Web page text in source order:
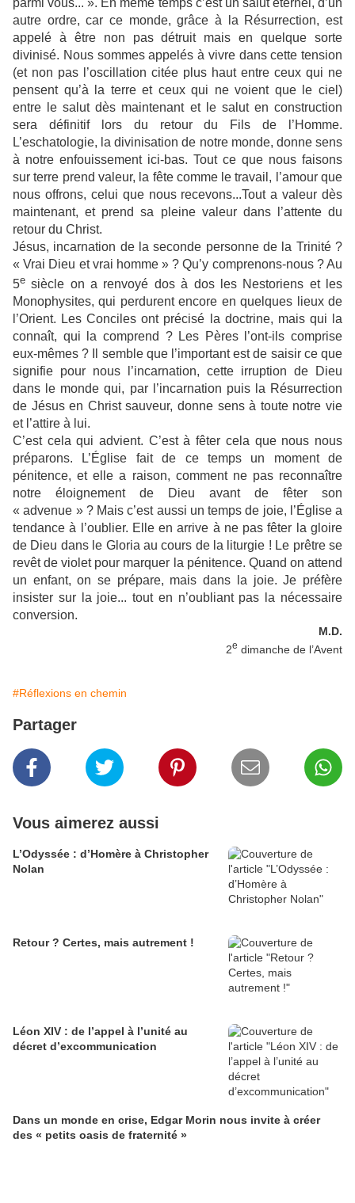
parmi vous... ». En même temps c’est un salut éternel, d’un
autre ordre, car ce monde, grâce à la Résurrection, est
appelé à être non pas détruit mais en quelque sorte
divinisé. Nous sommes appelés à vivre dans cette tension
(et non pas l’oscillation citée plus haut entre ceux qui ne
pensent qu’à la terre et ceux qui ne voient que le ciel)
entre le salut dès maintenant et le salut en construction
sera définitif lors du retour du Fils de l’Homme.
L’eschatologie, la divinisation de notre monde, donne sens
à notre enfouissement ici-bas. Tout ce que nous faisons
sur terre prend valeur, la fête comme le travail, l’amour que
nous offrons, celui que nous recevons...Tout a valeur dès
maintenant, et prend sa pleine valeur dans l’attente du
retour du Christ.
Jésus, incarnation de la seconde personne de la Trinité ?
« Vrai Dieu et vrai homme » ? Qu’y comprenons-nous ? Au
5e siècle on a renvoyé dos à dos les Nestoriens et les
Monophysites, qui perdurent encore en quelques lieux de
l’Orient. Les Conciles ont précisé la doctrine, mais qui la
connaît, qui la comprend ? Les Pères l’ont-ils comprise
eux-mêmes ? Il semble que l’important est de saisir ce que
signifie pour nous l’incarnation, cette irruption de Dieu
dans le monde qui, par l’incarnation puis la Résurrection
de Jésus en Christ sauveur, donne sens à toute notre vie
et l’attire à lui.
C’est cela qui advient. C’est à fêter cela que nous nous
préparons. L’Église fait de ce temps un moment de
pénitence, et elle a raison, comment ne pas reconnaître
notre éloignement de Dieu avant de fêter son
« advenue » ? Mais c’est aussi un temps de joie, l’Église a
tendance à l’oublier. Elle en arrive à ne pas fêter la gloire
de Dieu dans le Gloria au cours de la liturgie ! Le prêtre se
revêt de violet pour marquer la pénitence. Quand on attend
un enfant, on se prépare, mais dans la joie. Je préfère
insister sur la joie... tout en n’oubliant pas la nécessaire
conversion.
M.D.
2e dimanche de l’Avent
#Réflexions en chemin
Partager
Vous aimerez aussi
L’Odyssée : d’Homère à Christopher
Nolan
Retour ? Certes, mais autrement !
Léon XIV : de l’appel à l’unité au
décret d’excommunication
Dans un monde en crise, Edgar Morin nous invite à créer
des « petits oasis de fraternité »